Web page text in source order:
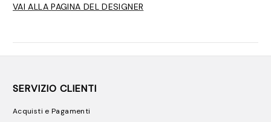
VAI ALLA PAGINA DEL DESIGNER
SERVIZIO CLIENTI
Acquisti e Pagamenti